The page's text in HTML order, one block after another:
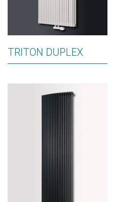
TRITON DUPLEX